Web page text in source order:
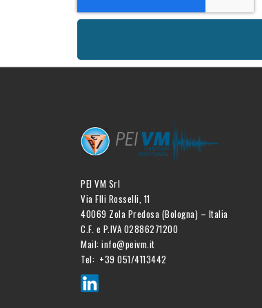
PEI VM Srl
Via Flli Rosselli, 11
40069 Zola Predosa (Bologna) – Italia
C.F. e P.IVA 02886271200
Mail: info@peivm.it
Tel: +39 051/4113442